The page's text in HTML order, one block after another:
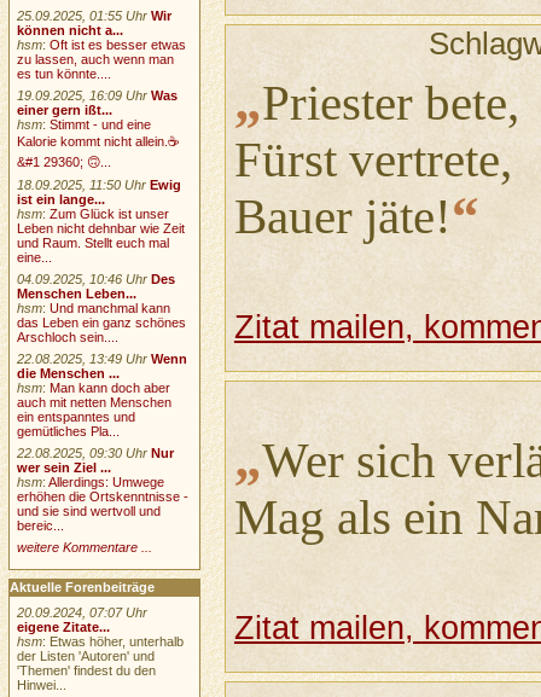
„Priester bete,
Fürst vertrete,
Bauer jäte!“
Zitat mailen,
„Wer sich
Mag als ein
Zitat mailen,
25.09.2025, 01:55 Uhr Wir
können nicht a...
hsm:Oft ist es besser etwas
zu lassen, auch wenn man
es tun könnte....
19.09.2025, 16:09 Uhr Was
einer gern ißt...
hsm:Stimmt - und eine
Kalorie kommt nicht allein.☕
&#1 29360; 🙃...
18.09.2025, 11:50 Uhr Ewig
ist ein lange...
hsm:Zum Glück ist unser
Leben nicht dehnbar wie Zeit
und Raum. Stellt euch mal
eine...
04.09.2025, 10:46 Uhr Des
Menschen Leben...
hsm:Und manchmal kann
das Leben ein ganz schönes
Arschloch sein....
22.08.2025, 13:49 Uhr Wenn
die Menschen ...
hsm:Man kann doch aber
auch mit netten Menschen
ein entspanntes und
gemütliches Pla...
22.08.2025, 09:30 Uhr Nur
wer sein Ziel ...
hsm:Allerdings: Umwege
erhöhen die Ortskenntnisse -
und sie sind wertvoll und
bereic...
weitere Kommentare ...
Aktuelle Forenbeiträge
20.09.2024, 07:07 Uhr
eigene Zitate...
hsm: Etwas höher, unterhalb
der Listen 'Autoren' und
'Themen' findest du den
Hinwei...